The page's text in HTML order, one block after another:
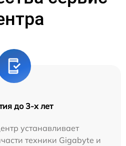
до 3-х лет
устанавливает
техники Gigabyte и